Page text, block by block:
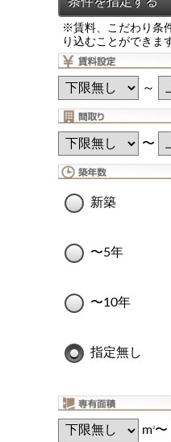
※賃料、こだわり条
り込むことができま
～
〜
新築
〜5年
〜10年
指定無し
m2〜